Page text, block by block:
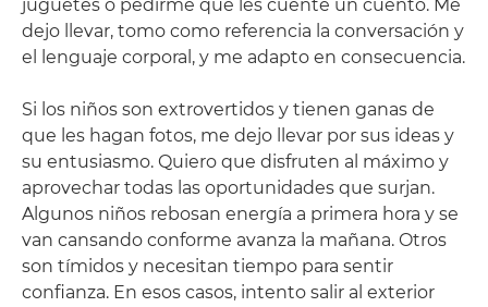
juguetes o pedirme que les cuente un cuento. Me
dejo llevar, tomo como referencia la conversación y
el lenguaje corporal, y me adapto en consecuencia.
Si los niños son extrovertidos y tienen ganas de
que les hagan fotos, me dejo llevar por sus ideas y
su entusiasmo. Quiero que disfruten al máximo y
aprovechar todas las oportunidades que surjan.
Algunos niños rebosan energía a primera hora y se
van cansando conforme avanza la mañana. Otros
son tímidos y necesitan tiempo para sentir
confianza. En esos casos, intento salir al exterior